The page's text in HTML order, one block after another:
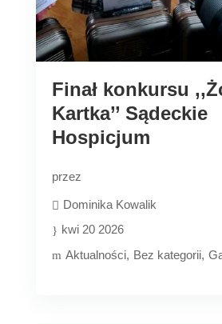
Finał konkursu
Kartka’’ Sądeckie
Hospicjum
przez
Dominika Kowalik
kwi 20 2026
Aktualności
Bez kategorii